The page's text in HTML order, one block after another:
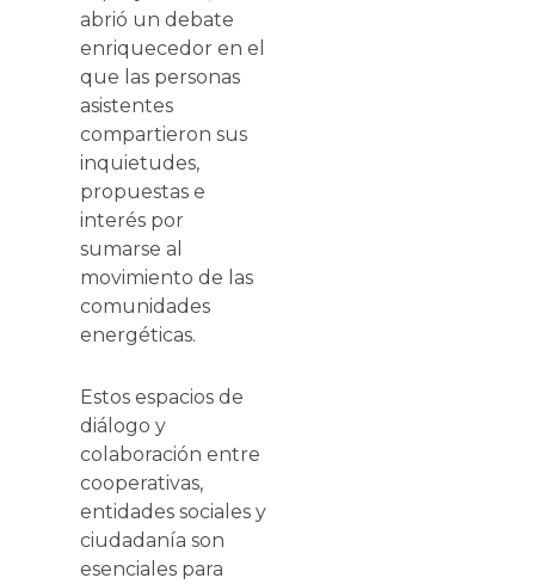
abrió un debate
enriquecedor en el
que las personas
asistentes
compartieron sus
inquietudes,
propuestas e
interés por
sumarse al
movimiento de las
comunidades
energéticas.
Estos espacios de
diálogo y
colaboración entre
cooperativas,
entidades sociales y
ciudadanía son
esenciales para